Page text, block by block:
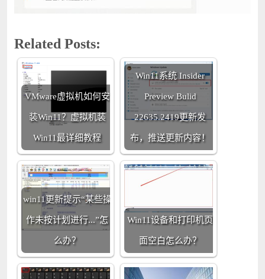
Related Posts:
VMware虚拟机如何安
装Win11？虚拟机装
Win11最详细教程
Win11系统 Insider
Preview Bulid
22635.2419更新发
布，推送更新内容！
win11更新提示“某些操
作未按计划进行...”怎
么办？
Win11设备和打印机页
面空白怎么办？